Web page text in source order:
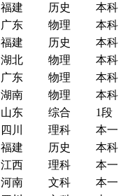
福建 历史
本科
广东 物理
本科
福建 历史
本科
湖北 物理
本科
广东 物理
本科
湖南 物理
本科
山东 综合
1段
四川 理科
本一
福建 历史
本科
江西 理科
本一
河南 文科
本一